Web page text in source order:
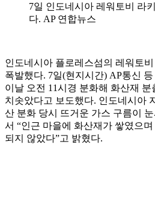
7일 인도네시아 레워토비 라
다. AP 연합뉴스
인도네시아 플로레스섬의 레워토
폭발했다. 7일(현지시간) AP통신
이날 오전 11시경 분화해 화산재 분
치솟았다고 보도했다. 인도네시아
산 분화 당시 뜨거운 가스 구름이
서 “인근 마을에 화산재가 쌓였으
되지 않았다”고 밝혔다.